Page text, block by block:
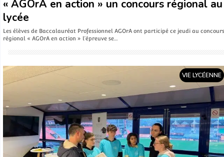
« AGOrA en action » un concours régional au
lycée
Les élèves de Baccalauréat Professionnel AGOrA ont participé ce jeudi au concours
régional « AGOrA en action » l’épreuve se…
VIE LYCÉENNE